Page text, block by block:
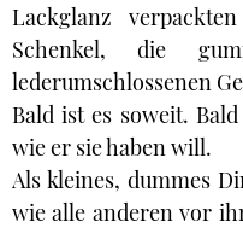
Lackglanz
Schenkel, die
lederumschlossenen
Bald ist es soweit.
wie er sie haben will.
Als kleines, dummes
wie alle anderen vor